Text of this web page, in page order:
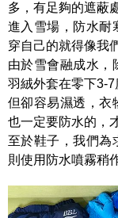
多，有足夠的遮蔽
進入雪場，防水耐
穿自己的就得像我
由於雪會融成水，
羽絨外套在零下3-7
但卻容易濕透，衣
也一定要防水的，
至於鞋子，我們為
則使用防水噴霧稍